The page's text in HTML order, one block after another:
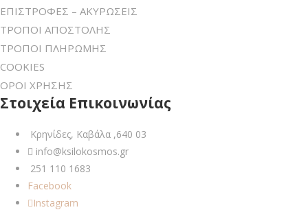
ΕΠΙΣΤΡΟΦΕΣ – ΑΚΥΡΩΣΕΙΣ
ΤΡΟΠΟΙ ΑΠΟΣΤΟΛΗΣ
ΤΡΟΠΟΙ ΠΛΗΡΩΜΗΣ
COOKIES
ΟΡΟΙ ΧΡΗΣΗΣ
Στοιχεία Επικοινωνίας
Κρηνίδες, Καβάλα ,640 03
info@ksilokosmos.gr
251 110 1683
Facebook
Instagram